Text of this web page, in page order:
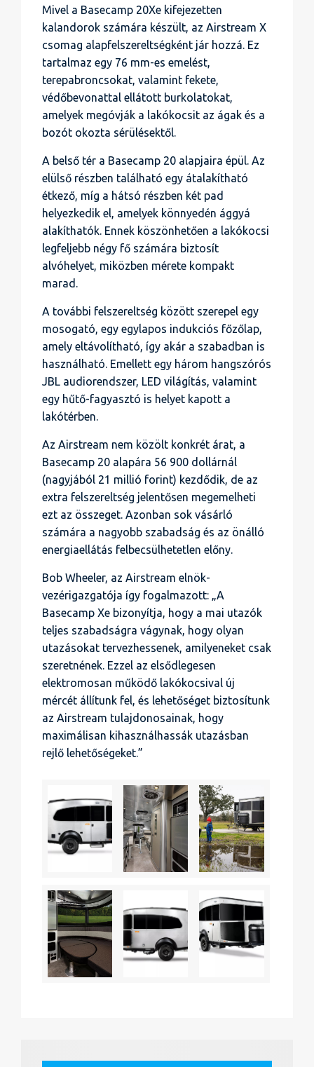
Mivel a Basecamp 20Xe kifejezetten
kalandorok számára készült, az Airstream X
csomag alapfelszereltségként jár hozzá. Ez
tartalmaz egy 76 mm-es emelést,
terepabroncsokat, valamint fekete,
védőbevonattal ellátott burkolatokat,
amelyek megóvják a lakókocsit az ágak és a
bozót okozta sérülésektől.
A belső tér a Basecamp 20 alapjaira épül. Az
elülső részben található egy átalakítható
étkező, míg a hátsó részben két pad
helyezkedik el, amelyek könnyedén ággyá
alakíthatók. Ennek köszönhetően a lakókocsi
legfeljebb négy fő számára biztosít
alvóhelyet, miközben mérete kompakt
marad.
A további felszereltség között szerepel egy
mosogató, egy egylapos indukciós főzőlap,
amely eltávolítható, így akár a szabadban is
használható. Emellett egy három hangszórós
JBL audiorendszer, LED világítás, valamint
egy hűtő-fagyasztó is helyet kapott a
lakótérben.
Az Airstream nem közölt konkrét árat, a
Basecamp 20 alapára 56 900 dollárnál
(nagyjából 21 millió forint) kezdődik, de az
extra felszereltség jelentősen megemelheti
ezt az összeget. Azonban sok vásárló
számára a nagyobb szabadság és az önálló
energiaellátás felbecsülhetetlen előny.
Bob Wheeler, az Airstream elnök-
vezérigazgatója így fogalmazott: „A
Basecamp Xe bizonyítja, hogy a mai utazók
teljes szabadságra vágynak, hogy olyan
utazásokat tervezhessenek, amilyeneket csak
szeretnének. Ezzel az elsődlegesen
elektromosan működő lakókocsival új
mércét állítunk fel, és lehetőséget biztosítunk
az Airstream tulajdonosainak, hogy
maximálisan kihasználhassák utazásban
rejlő lehetőségeket.”